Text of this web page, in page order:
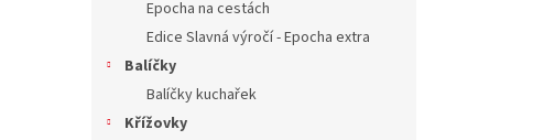
Epocha na cestách
Edice Slavná výročí - Epocha extra
Balíčky
Balíčky kuchařek
Křížovky